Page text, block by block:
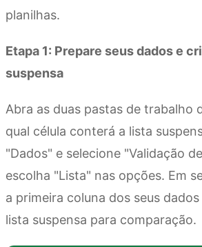
planilhas.
Etapa 1: Prepare seus dados e
suspensa
Abra as duas pastas de trabalho
qual célula conterá a lista
"Dados" e selecione "Validação
escolha "Lista" nas opções. Em
a primeira coluna dos seus
lista suspensa para comparação.